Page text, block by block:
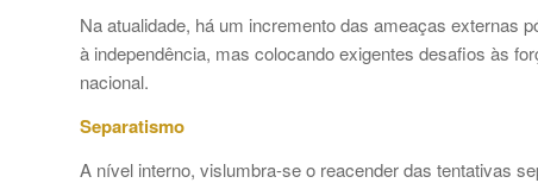
Na atualidade, há um incremento das ameaças externas
à independência, mas colocando exigentes desafios às
nacional.
Separatismo
A nível interno, vislumbra-se o reacender das tentativas